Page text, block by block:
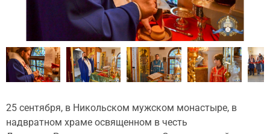
25 сентября, в Никольском мужском монастыре, в
надвратном храме освященном в честь